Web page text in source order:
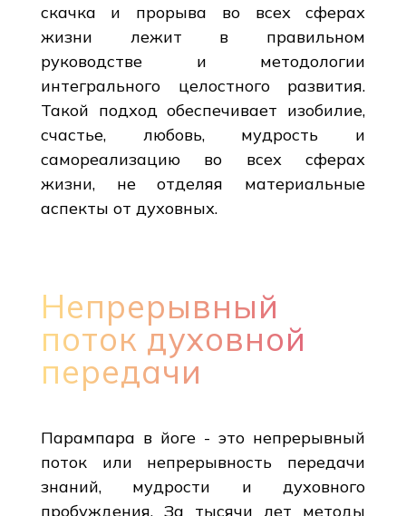
скачка и прорыва во всех сферах
жизни лежит в правильном
руководстве и методологии
интегрального целостного развития.
Такой подход обеспечивает изобилие,
счастье, любовь, мудрость и
самореализацию во всех сферах
жизни, не отделяя материальные
аспекты от духовных.
Непрерывный
поток духовной
передачи
Парампара в йоге - это непрерывный
поток или непрерывность передачи
знаний, мудрости и духовного
пробуждения. За тысячи лет методы